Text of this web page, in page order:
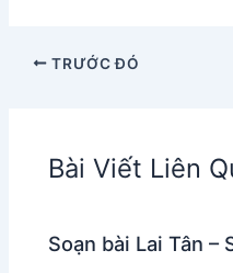
TRƯỚC ĐÓ
Bài Viết Liên
Soạn bài Lai Tân –